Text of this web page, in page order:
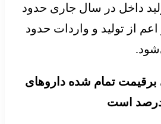
داخل در سال جاری حدود
اعم از تولید و واردات حدود
برقیمت تمام شده داروهای